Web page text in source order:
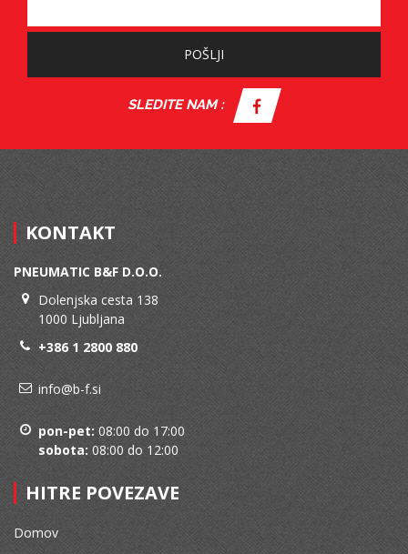
POŠLJI
SLEDITE NAM :
KONTAKT
PNEUMATIC B&F D.O.O.
Dolenjska cesta 138
1000 Ljubljana
+386 1 2800 880
info@b-f.si
pon-pet: 08:00 do 17:00
sobota: 08:00 do 12:00
HITRE POVEZAVE
Domov